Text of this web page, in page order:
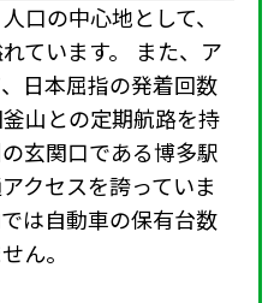
口の中心地として、
ています。 また、ア
日本屈指の発着回数
山との定期航路を持
玄関口である博多駅
クセスを誇っていま
は自動車の保有台数
ん。